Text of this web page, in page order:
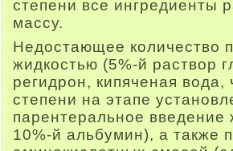
степени все ингредиенты
массу.
Недостающее количество
жидкостью (5%-й раствор
регидрон, кипяченая
степени на этапе
парентеральное
10%-й альбумин), а также